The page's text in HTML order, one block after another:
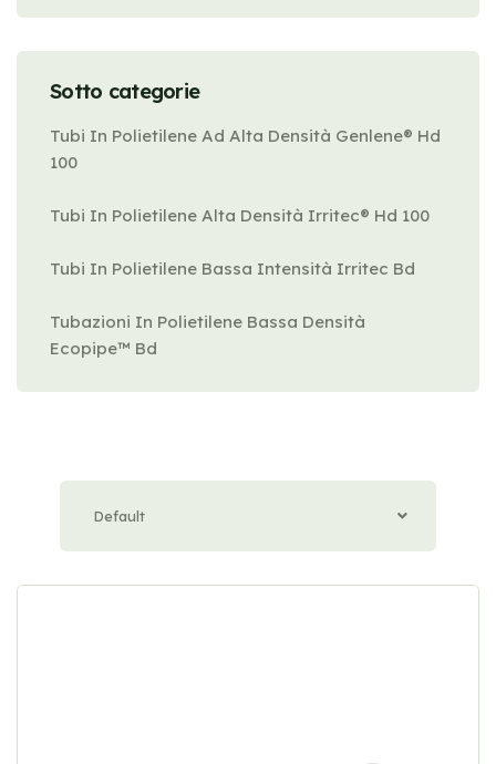
Sotto categorie
Tubi In Polietilene Ad Alta Densità Genlene® Hd
100
Tubi In Polietilene Alta Densità Irritec® Hd 100
Tubi In Polietilene Bassa Intensità Irritec Bd
Tubazioni In Polietilene Bassa Densità
Ecopipe™ Bd
Default